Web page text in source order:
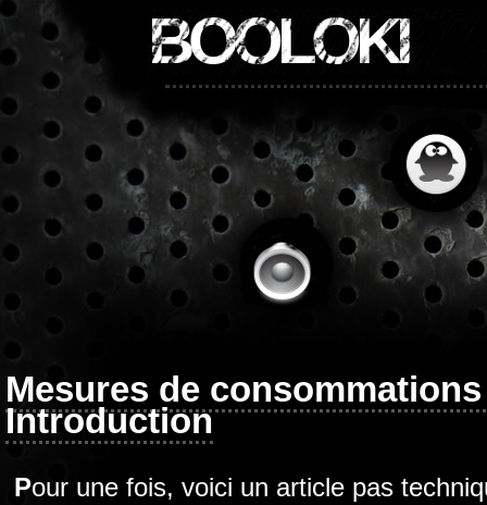
BOOLOKI
Mesures de
Introduction
Pour une fois, voici un article pas technique (quoique). J’ai emprunté un